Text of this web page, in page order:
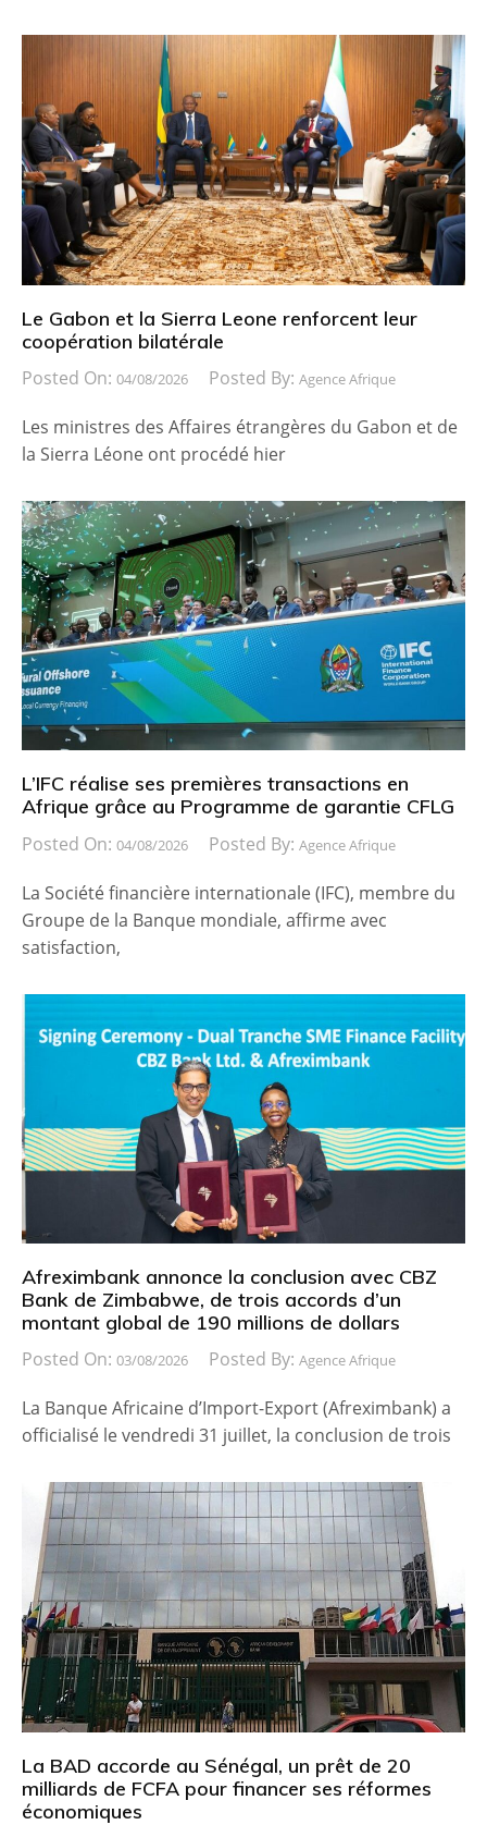
Le Gabon et la Sierra Leone renforcent leur
coopération bilatérale
Posted On: 04/08/2026 Posted By: Agence Afrique
Les ministres des Affaires étrangères du Gabon et de
la Sierra Léone ont procédé hier
L’IFC réalise ses premières transactions en
Afrique grâce au Programme de garantie CFLG
Posted On: 04/08/2026 Posted By: Agence Afrique
La Société financière internationale (IFC), membre du
Groupe de la Banque mondiale, affirme avec
satisfaction,
Afreximbank annonce la conclusion avec CBZ
Bank de Zimbabwe, de trois accords d’un
montant global de 190 millions de dollars
Posted On: 03/08/2026 Posted By: Agence Afrique
La Banque Africaine d’Import-Export (Afreximbank) a
officialisé le vendredi 31 juillet, la conclusion de trois
La BAD accorde au Sénégal, un prêt de 20
milliards de FCFA pour financer ses réformes
économiques